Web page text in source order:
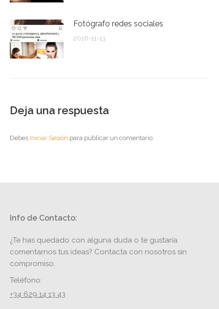
Fotógrafo redes sociales
2016-11-13
Deja una respuesta
Debes Iniciar Sesión para publicar un comentario.
Info de Contacto:
¿Te has quedado con alguna duda o te gustaría
comentarnos tus ideas? Contacta con nosotros sin
compromiso.
Teléfono:
+34 629 14 13 43